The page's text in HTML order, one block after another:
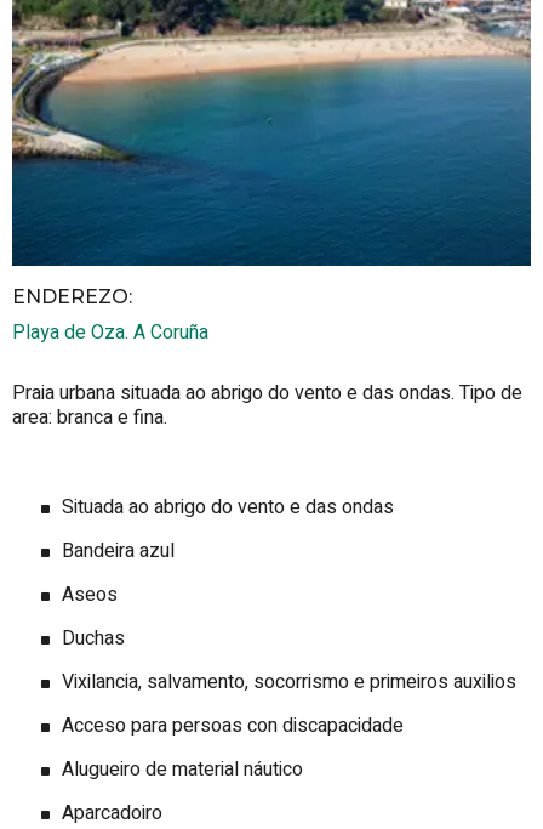
ENDEREZO:
Playa de Oza. A Coruña
Praia urbana situada ao abrigo do vento e das ondas. Tipo de
area: branca e fina.
Situada ao abrigo do vento e das ondas
Bandeira azul
Aseos
Duchas
Vixilancia, salvamento, socorrismo e primeiros auxilios
Acceso para persoas con discapacidade
Alugueiro de material náutico
Aparcadoiro